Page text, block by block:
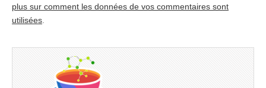
plus sur comment les données de vos commentaires sont
utilisées